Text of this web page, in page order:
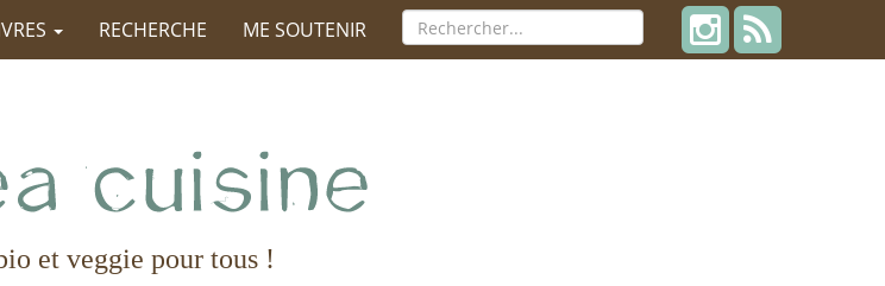
RECHERCHE ME SOUTENIR
et veggie pour tous !